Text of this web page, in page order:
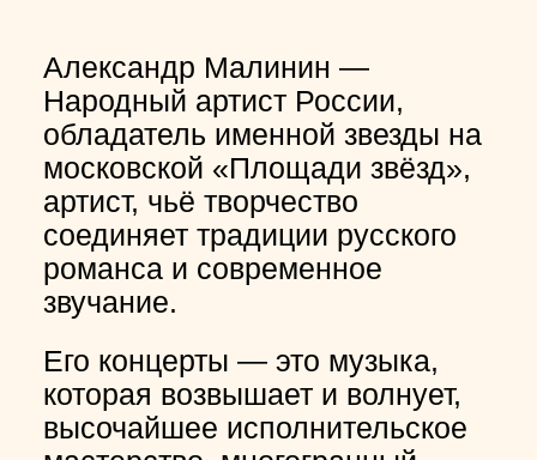
Александр Малинин —
Народный артист России,
обладатель именной звезды на
московской «Площади звёзд»,
артист, чьё творчество
соединяет традиции русского
романса и современное
звучание.
Его концерты — это музыка,
которая возвышает и волнует,
высочайшее исполнительское